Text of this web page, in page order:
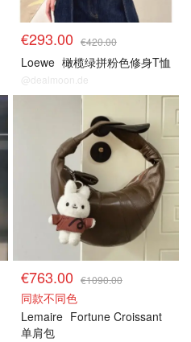
€293.00 €420.00
Loewe 橄榄绿拼粉色修身T恤
@dealmoon.de
€763.00 €1090.00
同款不同色
Lemaire Fortune Croissant
单肩包